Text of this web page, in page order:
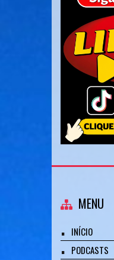
MENU
INÍCIO
PODCASTS